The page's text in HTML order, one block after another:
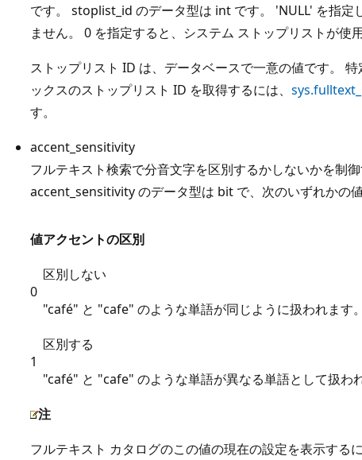
です。 stoplist_id のデータ型は int です。 'NULL' を指定
ません。 0 を指定すると、システム ストップリストが使用
ストップリスト ID は、データベースで一意の値です。
ックスのストップリスト ID を取得するには、
す。
accent_sensitivity
フルテキスト検索で分音文字を区別するかしないかを制御
accent_sensitivity のデータ型は bit で、次のいずれかの値
値アクセントの区別
0
区別しない
"café" と "cafe" のような単語が同じように扱われます。
1
区別する
"café" と "cafe" のような単語が異なる単語として扱われ
注
フルテキスト カタログのこの値の現在の設定を表示する